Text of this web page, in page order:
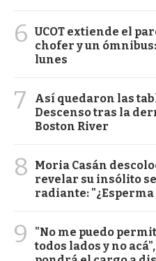
6 UCOT extiende el
chofer y un
lunes
7
Así quedaron las
Descenso tras la
Boston River
8
Moria Casán
revelar su insólito
radiante: "¿Esperma
9
"No me puedo
todos lados y no